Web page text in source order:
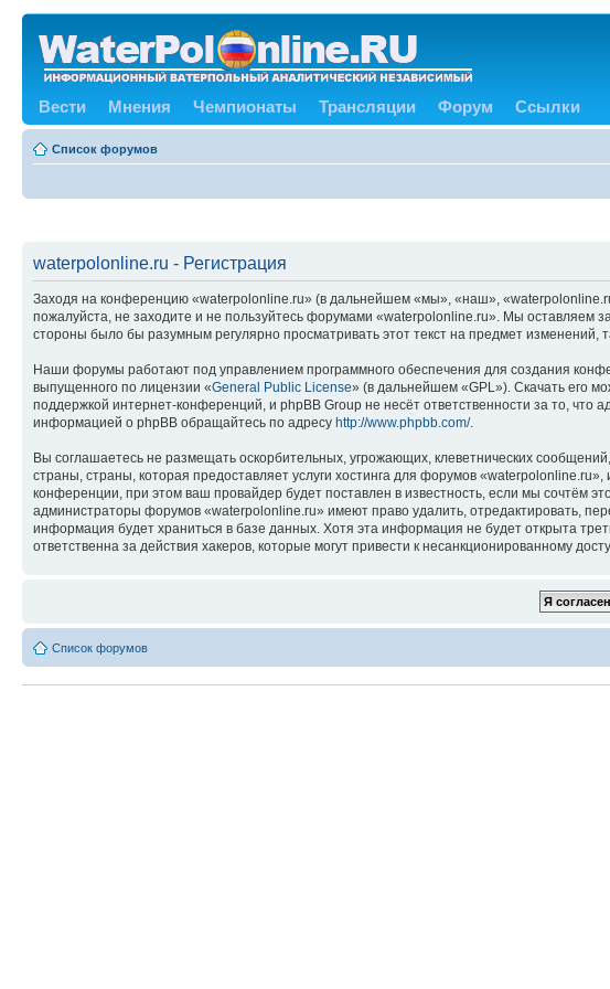
Вести Мнения Чемпионаты Трансляции Форум Ссылки
Список форумов
waterpolonline.ru - Регистрация
Заходя на конференцию «waterpolonline.ru» (в дальнейшем «мы», «наш»,
пожалуйста, не заходите и не пользуйтесь форумами «waterpolonline.ru». Мы оставляем
стороны было бы разумным регулярно просматривать этот текст на предмет изменений,
Наши форумы работают под управлением программного обеспечения для создания
выпущенного по лицензии «General Public License» (в дальнейшем «GPL»). Скачать его
поддержкой интернет-конференций, и phpBB Group не несёт ответственности за то,
информацией о phpBB обращайтесь по адресу http://www.phpbb.com/.
Вы соглашаетесь не размещать оскорбительных, угрожающих, клеветнических
страны, страны, которая предоставляет услуги хостинга для форумов
конференции, при этом ваш провайдер будет поставлен в известность, если мы сочтём
администраторы форумов «waterpolonline.ru» имеют право удалить, отредактировать,
информация будет храниться в базе данных. Хотя эта информация не будет открыта
ответственна за действия хакеров, которые могут привести к несанкционированному
Список форумов